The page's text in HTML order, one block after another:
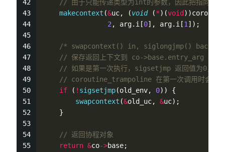
// 由于只能传递类型为int的参数，因此把指向协
makecontext (&uc, (void (*)(void
2, arg.i[0], arg.i[1]);
/* swapcontext() in, siglongjmp() back
// 保存返回上下文到 co->base.entry_arg 指向
// 如果是第一次执行，sigsetjmp 返回值为0，
// coroutine_trampoline 在第一次调用时会通
if ( ! sigsetjmp(old_env, 0)) {
swapcontext (&old_uc, &uc);
    }
// 返回协程对象
return &co->base;